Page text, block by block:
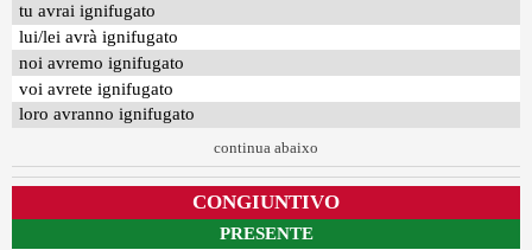
tu avrai ignifugato
lui/lei avrà ignifugato
noi avremo ignifugato
voi avrete ignifugato
loro avranno ignifugato
continua abaixo
CONGIUNTIVO
PRESENTE